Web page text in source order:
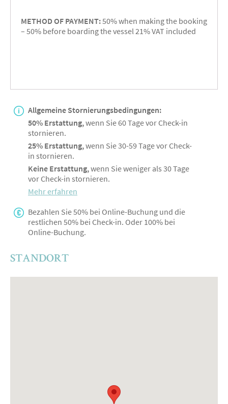
METHOD OF PAYMENT:50% when making the booking
– 50% before boarding the vessel 21% VAT included
Allgemeine Stornierungsbedingungen:
50% Erstattung,wenn Sie 60 Tage vor Check-in
stornieren.
25% Erstattung,wenn Sie 30-59 Tage vor Check-
in stornieren.
Keine Erstattung,wenn Sie weniger als 30 Tage
vor Check-in stornieren.
Mehr erfahren
Bezahlen Sie 50% bei Online-Buchung und die
restlichen 50% bei Check-in. Oder 100% bei
Online-Buchung.
STANDORT